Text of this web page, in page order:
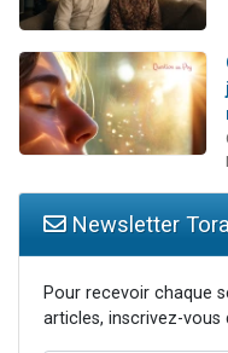
Newsletter
Pour recevoir chaque
articles, inscrivez-vous